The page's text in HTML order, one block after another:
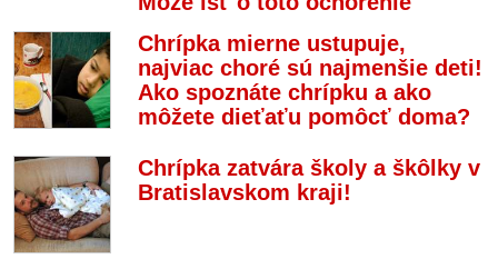
Chrípka mierne ustupuje,
najviac choré sú najmenšie deti!
Ako spoznáte chrípku a ako
môžete dieťaťu pomôcť doma?
Chrípka zatvára školy a škôlky v
Bratislavskom kraji!